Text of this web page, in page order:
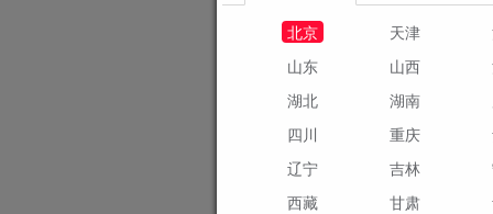
北京
天津
山东
山西
湖北
湖南
四川
重庆
辽宁
吉林
西藏
甘肃